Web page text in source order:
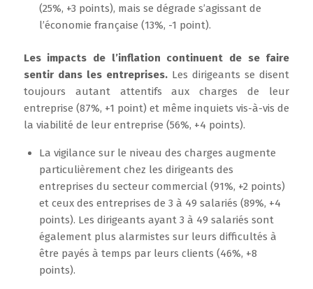
(25%, +3 points), mais se dégrade s’agissant de
l’économie française (13%, -1 point).
Les impacts de l’inflation continuent de se faire
sentir dans les entreprises.Les dirigeants se disent
toujours autant attentifs aux charges de leur
entreprise (87%, +1 point) et même inquiets vis-à-vis de
la viabilité de leur entreprise (56%, +4 points).
La vigilance sur le niveau des charges augmente
particulièrement chez les dirigeants des
entreprises du secteur commercial (91%, +2 points)
et ceux des entreprises de 3 à 49 salariés (89%, +4
points). Les dirigeants ayant 3 à 49 salariés sont
également plus alarmistes sur leurs difficultés à
être payés à temps par leurs clients (46%, +8
points).